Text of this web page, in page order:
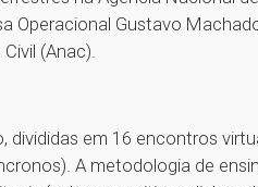
Operacional Gustavo
(Anac).
divididas em 16 encontros
A metodologia de